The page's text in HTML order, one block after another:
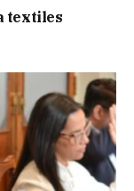
textiles